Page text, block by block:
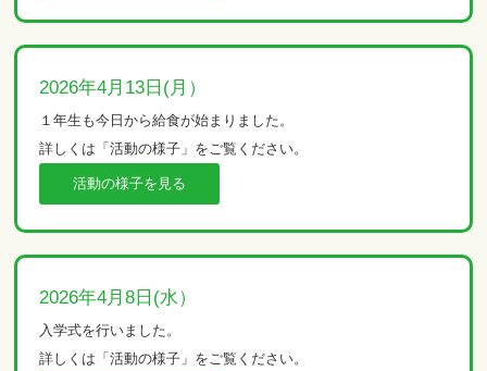
2026年4月13日(月）
１年生も今日から給食が始まりました。
詳しくは「活動の様子」をご覧ください。
活動の様子を見る
2026年4月8日(水）
入学式を行いました。
詳しくは「活動の様子」をご覧ください。